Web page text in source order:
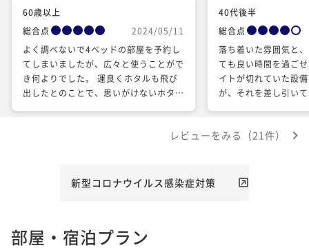
60歳以上
総合点
2024/05/11
よく調べないで4ベッドの部屋を予約し
てしまいましたが、広々と使うことがで
き何よりでした。 運良くホタルも飛び
出したとのことで、思いがけないホタル
ことができました。 部屋の源泉掛け流
温泉だと思います。 最後にスタッフの
のお宿でした。 川崎からと遠方ではあ
40代後半
総合点
落ち着いた雰囲気と
ても良い時間を過ご
イトが切れていた設
が、それを差し引い
の部屋付き露天風呂
レビューをみる（21件）
新型コロナウイルス感染症対策
部屋・宿泊プラン